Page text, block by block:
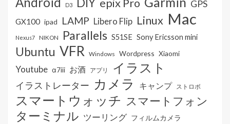
D3 DIY epix Pro GPS
GX100 ipad LAMP Libero Flip Linux Mac
Nexus7 NIKON Parallels S51SE Sony Ericsson mini
Ubuntu VFR Windows Wordpress Xiaomi
Youtube α7iii お酒 アプリ イラスト
イラストレーター カメラ キャンプ ストロボ
スマートウォッチ スマートフォン
ターミナル ツーリング フィルムカメラ